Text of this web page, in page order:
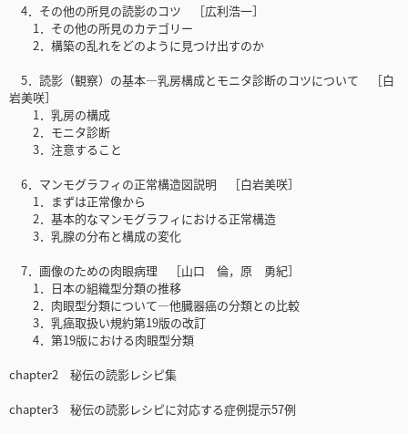
4．その他の所見の読影のコツ ［広利浩一］
1．その他の所見のカテゴリー
2．構築の乱れをどのように見つけ出すのか
5．読影（観察）の基本―乳房構成とモニタ診断のコツについて ［白
岩美咲］
1．乳房の構成
2．モニタ診断
3．注意すること
6．マンモグラフィの正常構造図説明 ［白岩美咲］
1．まずは正常像から
2．基本的なマンモグラフィにおける正常構造
3．乳腺の分布と構成の変化
7．画像のための肉眼病理 ［山口 倫，原 勇紀］
1．日本の組織型分類の推移
2．肉眼型分類について―他臓器癌の分類との比較
3．乳癌取扱い規約第19版の改訂
4．第19版における肉眼型分類
chapter2 秘伝の読影レシピ集
chapter3 秘伝の読影レシピに対応する症例提示57例